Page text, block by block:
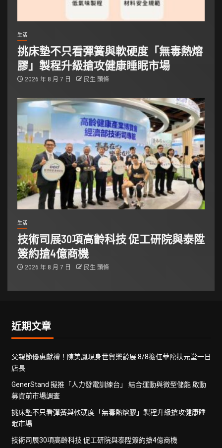
生活
挑床墊不只看彈簧與軟硬度「無毒熱熔
膠」製程升級搶攻健康睡眠市場
2026 年 8 月 7 日 民生 頭條
生活
技術司展30項高齡科技 促工研院與泰陞
簽約搶4億商機
2026 年 8 月 7 日 民生 頭條
近期文章
父親節優惠獻禮！陳美鳳現身世貿樂齡展 8/8擔任華陀扶元堂一日
店長
GenerStand 擬推「人力發電訓練台」 結合運動與微型儲能 啟動
募資前市場調查
挑床墊不只看彈簧與軟硬度「無毒熱熔膠」製程升級搶攻健康睡
眠市場
技術司展30項高齡科技 促工研院與泰陞簽約搶4億商機